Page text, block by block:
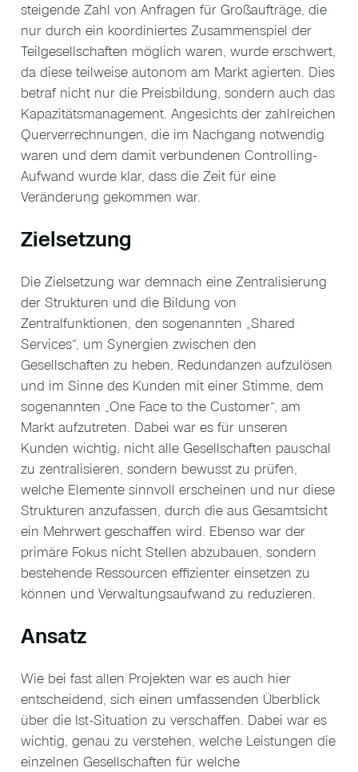
steigende Zahl von Anfragen für Großaufträge, die
nur durch ein koordiniertes Zusammenspiel der
Teilgesellschaften möglich waren, wurde erschwert,
da diese teilweise autonom am Markt agierten. Dies
betraf nicht nur die Preisbildung, sondern auch das
Kapazitätsmanagement. Angesichts der zahlreichen
Querverrechnungen, die im Nachgang notwendig
waren und dem damit verbundenen Controlling-
Aufwand wurde klar, dass die Zeit für eine
Veränderung gekommen war.
Zielsetzung
Die Zielsetzung war demnach eine Zentralisierung
der Strukturen und die Bildung von
Zentralfunktionen, den sogenannten „Shared
Services“, um Synergien zwischen den
Gesellschaften zu heben, Redundanzen aufzulösen
und im Sinne des Kunden mit einer Stimme, dem
sogenannten „One Face to the Customer“, am
Markt aufzutreten. Dabei war es für unseren
Kunden wichtig, nicht alle Gesellschaften pauschal
zu zentralisieren, sondern bewusst zu prüfen,
welche Elemente sinnvoll erscheinen und nur diese
Strukturen anzufassen, durch die aus Gesamtsicht
ein Mehrwert geschaffen wird. Ebenso war der
primäre Fokus nicht Stellen abzubauen, sondern
bestehende Ressourcen effizienter einsetzen zu
können und Verwaltungsaufwand zu reduzieren.
Ansatz
Wie bei fast allen Projekten war es auch hier
entscheidend, sich einen umfassenden Überblick
über die Ist-Situation zu verschaffen. Dabei war es
wichtig, genau zu verstehen, welche Leistungen die
einzelnen Gesellschaften für welche